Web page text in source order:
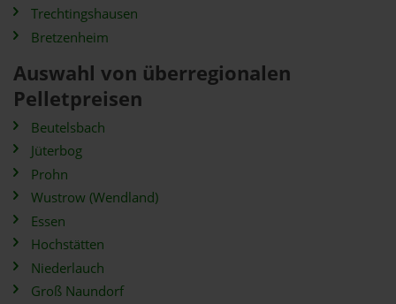
Trechtingshausen
Bretzenheim
Auswahl von überregionalen
Pelletpreisen
Beutelsbach
Jüterbog
Prohn
Wustrow (Wendland)
Essen
Hochstätten
Niederlauch
Groß Naundorf